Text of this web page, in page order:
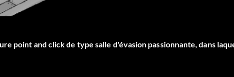
point and click de type salle d'évasion passionnante, dans